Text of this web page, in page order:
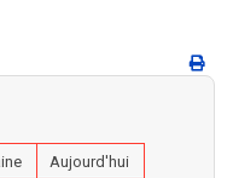
Aujourd'hui